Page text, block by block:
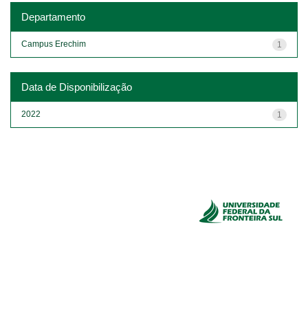
Departamento
1
Campus Erechim
Data de Disponibilização
1
2022